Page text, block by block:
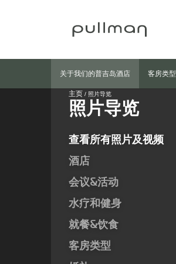
关于我们的普吉岛酒店 客房类型
主页 照片导览
照片导览
查看所有照片及视频
酒店
会议&活动
水疗和健身
就餐&饮食
客房类型